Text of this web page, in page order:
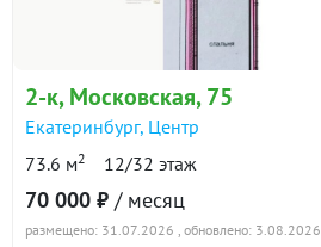
2-к, Московская, 75
Екатеринбург, Центр
73.6 м2 12/32 этаж
70 000 ₽ / месяц
размещено: 31.07.2026 , обновлено: 3.08.2026